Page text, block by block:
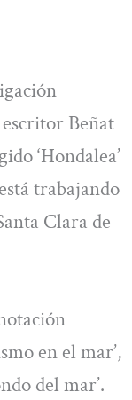
Beñat
‘Hondalea’
trabajando
Clara de
en el mar’,
del mar’.